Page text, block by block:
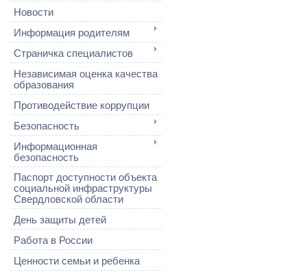
Новости
Информация родителям
Страничка специалистов
Независимая оценка качества
образования
Противодействие коррупции
Безопасность
Информационная
безопасность
Паспорт доступности объекта
социальной инфраструктуры
Свердловской области
День защиты детей
Работа в России
Ценности семьи и ребенка